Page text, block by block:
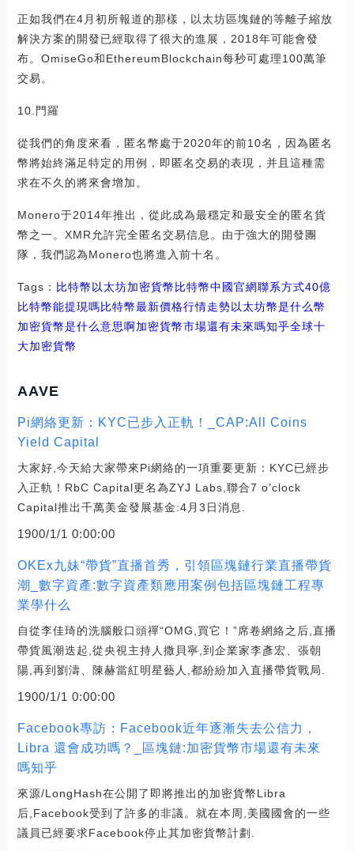
正如我們在4月初所報道的那樣，以太坊區塊鏈的等離子縮放
解決方案的開發已經取得了很大的進展，2018年可能會發
布。OmiseGo和EthereumBlockchain每秒可處理100萬筆
交易。
10.門羅
從我們的角度來看，匿名幣處于2020年的前10名，因為匿名
幣將始終滿足特定的用例，即匿名交易的表現，并且這種需
求在不久的將來會增加。
Monero于2014年推出，從此成為最穩定和最安全的匿名貨
幣之一。XMR允許完全匿名交易信息。由于強大的開發團
隊，我們認為Monero也將進入前十名。
Tags： 比特幣 以太坊加密貨幣比特幣中國官網聯系方式40億
比特幣能提現嗎比特幣最新價格行情走勢以太坊幣是什么幣
加密貨幣是什么意思啊加密貨幣市場還有未來嗎知乎全球十
大加密貨幣
AAVE
Pi網絡更新：KYC已步入正軌！_CAP:All Coins
Yield Capital
大家好,今天給大家帶來Pi網絡的一項重要更新：KYC已經步
入正軌！RbC Capital更名為ZYJ Labs,聯合7 o’clock
Capital推出千萬美金發展基金:4月3日消息.
1900/1/1 0:00:00
OKEx九妹“帶貨”直播首秀，引領區塊鏈行業直播帶貨
潮_數字資產:數字資產類應用案例包括區塊鏈工程專
業學什么
自從李佳琦的洗腦般口頭禪“OMG,買它！”席卷網絡之后,直播
帶貨風潮迭起,從央視主持人撒貝寧,到企業家李彥宏、張朝
陽,再到劉濤、陳赫當紅明星藝人,都紛紛加入直播帶貨戰局.
1900/1/1 0:00:00
Facebook專訪：Facebook近年逐漸失去公信力，
Libra 還會成功嗎？_區塊鏈:加密貨幣市場還有未來
嗎知乎
來源/LongHash在公開了即將推出的加密貨幣Libra
后,Facebook受到了許多的非議。就在本周,美國國會的一些
議員已經要求Facebook停止其加密貨幣計劃.